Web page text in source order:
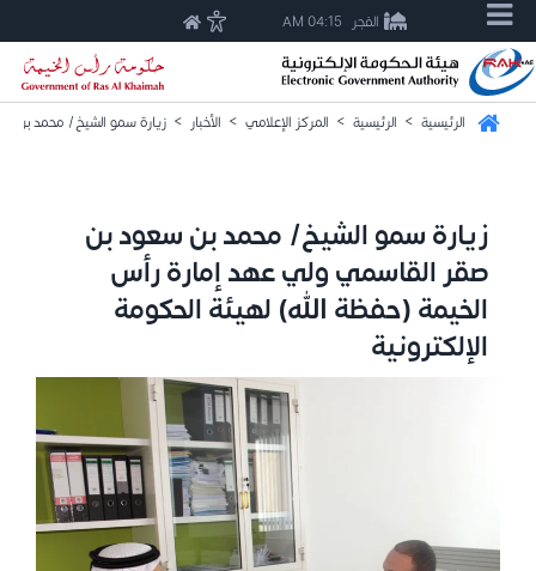
الفجر 04:15 AM
الرئيسية > الرئيسية > المركز الإعلامي > الأخبار > زيارة سمو الشيخ/ محمد بن
زيارة سمو الشيخ/ محمد بن سعود بن
صقر القاسمي ولي عهد إمارة رأس
الخيمة (حفظة الله) لهيئة الحكومة
الإلكترونية